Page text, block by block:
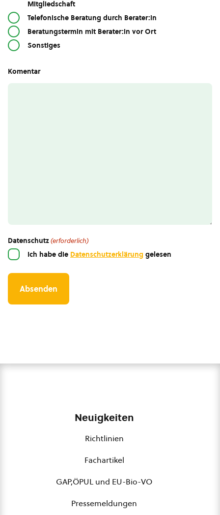
Mitgliedschaft
Telefonische Beratung durch Berater:in
Beratungstermin mit Berater:in vor Ort
Sonstiges
Komentar
Datenschutz(erforderlich)
Ich habe die Datenschutzerklärung gelesen
Neuigkeiten
Richtlinien
Fachartikel
GAP,ÖPUL und EU-Bio-VO
Pressemeldungen